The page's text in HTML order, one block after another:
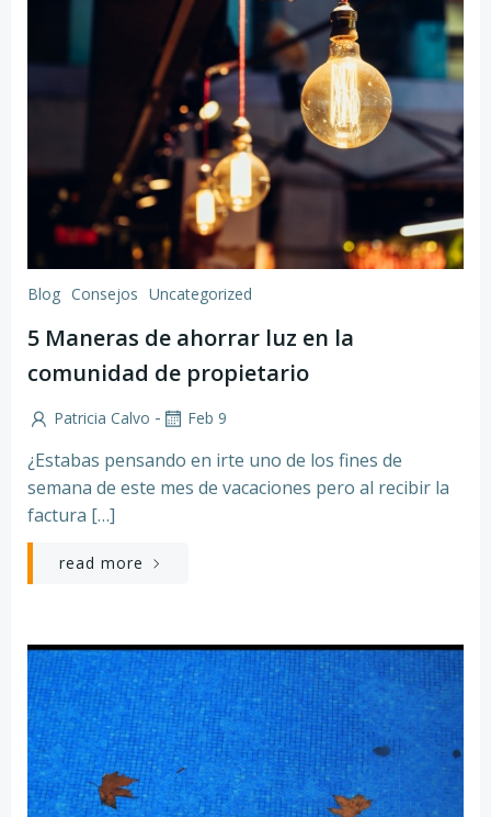
Blog Consejos Uncategorized
5 Maneras de ahorrar luz en la
comunidad de propietario
Patricia Calvo - Feb 9
¿Estabas pensando en irte uno de los fines de
semana de este mes de vacaciones pero al recibir la
factura […]
read more